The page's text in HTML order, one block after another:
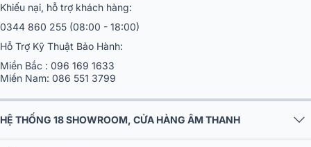
Khiếu nại, hỗ trợ khách hàng:
0344 860 255 (08:00 - 18:00)
Hỗ Trợ Kỹ Thuật Bảo Hành:
Miền Bắc : 096 169 1633
Miền Nam: 086 551 3799
HỆ THỐNG 18 SHOWROOM, CỬA HÀNG ÂM THANH